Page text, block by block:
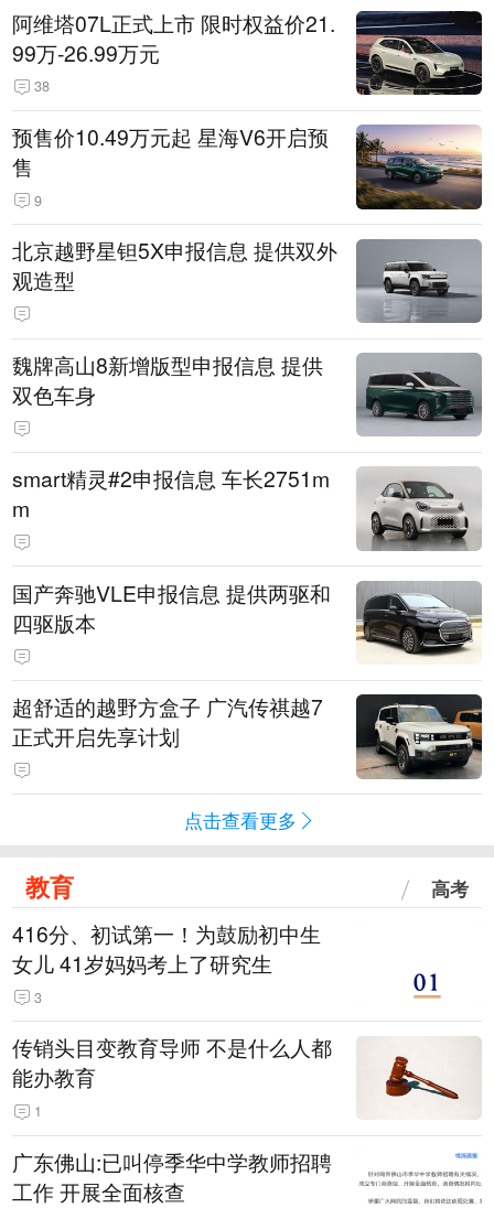
阿维塔07L正式上市 限时权益价21.
99万-26.99万元
38
预售价10.49万元起 星海V6开启预
售
9
北京越野星钽5X申报信息 提供双外
观造型
魏牌高山8新增版型申报信息 提供
双色车身
smart精灵#2申报信息 车长2751m
m
国产奔驰VLE申报信息 提供两驱和
四驱版本
超舒适的越野方盒子 广汽传祺越7
正式开启先享计划
点击查看更多
教育 高考
416分、初试第一！为鼓励初中生
女儿 41岁妈妈考上了研究生
3
传销头目变教育导师 不是什么人都
能办教育
1
广东佛山:已叫停季华中学教师招聘
工作 开展全面核查